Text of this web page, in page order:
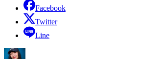
Facebook
Twitter
Line